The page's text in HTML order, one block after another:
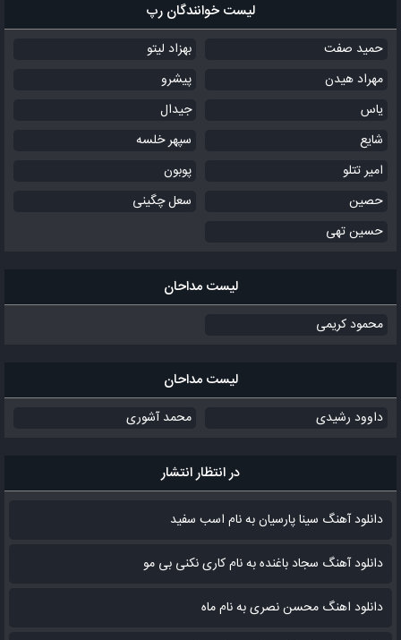
لیست خوانندگان رپ
حمید صفت
بهزاد لیتو
مهراد هیدن
پیشرو
یاس
جیدال
شایع
سپهر خلسه
امیر تتلو
پوبون
حصین
سعل چگینی
حسین تهی
لیست مداحان
محمود کریمی
لیست مداحان
داوود رشیدی محمد آشوری
در انتظار انتشار
دانلود آهنگ سینا پارسیان به نام اسب سفید
دانلود آهنگ سجاد باغنده به نام کاری نکنی بی مو
دانلود اهنگ محسن نصری به نام‌ ماه